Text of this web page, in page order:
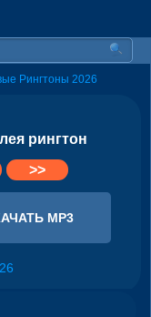
Рингтоны 2026
рингтон
>>
MP3